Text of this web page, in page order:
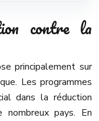
contre la
principalement sur
Les programmes
dans la réduction
pays. En